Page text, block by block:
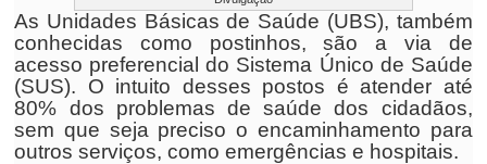
As Unidades Básicas de Saúde (UBS), também
conhecidas como postinhos, são a via de
acesso preferencial do Sistema Único de Saúde
(SUS). O intuito desses postos é atender até
80% dos problemas de saúde dos cidadãos,
sem que seja preciso o encaminhamento para
outros serviços, como emergências e hospitais.